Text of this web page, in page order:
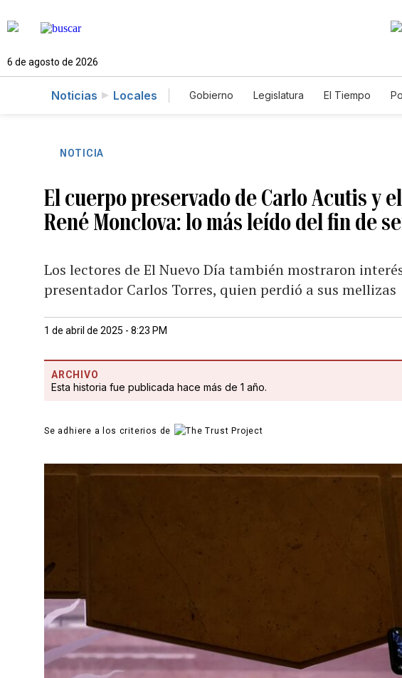
6 de agosto de 2026
Noticias Locales Gobierno Legislatura El Tiempo
NOTICIA
El cuerpo preservado de Carlo Acutis y
René Monclova: lo más leído del fin de
Los lectores de El Nuevo Día también mostraron
presentador Carlos Torres, quien perdió a sus mellizas
1 de abril de 2025 - 8:23 PM
ARCHIVO
Esta historia fue publicada hace más de 1 año.
Se adhiere a los criterios de